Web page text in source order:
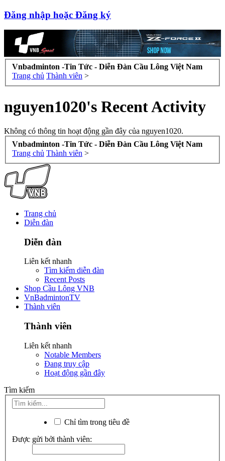
Đăng nhập hoặc Đăng ký
Vnbadminton -Tin Tức - Diễn Đàn Cầu Lông Việt Nam
Trang chủ Thành viên >
nguyen1020's Recent Activity
Không có thông tin hoạt động gần đây của nguyen1020.
Vnbadminton -Tin Tức - Diễn Đàn Cầu Lông Việt Nam
Trang chủ Thành viên >
Trang chủ
Diễn đàn
Diễn đàn
Liên kết nhanh
Tìm kiếm diễn đàn
Recent Posts
Shop Cầu Lông VNB
VnBadmintonTV
Thành viên
Thành viên
Liên kết nhanh
Notable Members
Đang truy cập
Hoạt động gần đây
Tìm kiếm
Chỉ tìm trong tiêu đề
Được gửi bởi thành viên: